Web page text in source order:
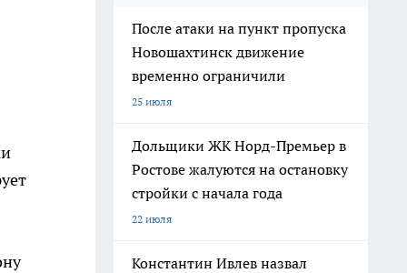
После атаки на пункт пропуска
Новошахтинск движение
временно ограничили
25 июля
Дольщики ЖК Норд-Премьер в
Ростове жалуются на остановку
стройки с начала года
22 июля
Константин Ивлев назвал